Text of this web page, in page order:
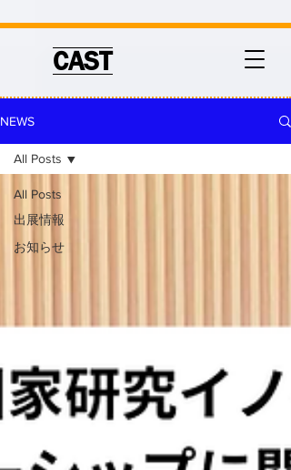
CAST
NEWS
All Posts
出展情報
お知らせ
All Posts